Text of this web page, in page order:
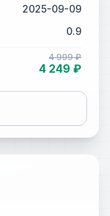
2025-09-09
0.9
4 999 ₽
4 249 ₽